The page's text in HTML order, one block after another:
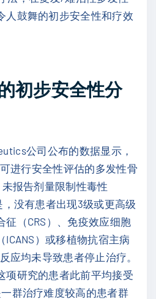
人鼓舞的初步安全性和疗效
初步安全性分
公司公布的数据显示，
进行安全性评估的多发性骨
报告剂量限制性毒性
，没有患者出现3级或更高级
征（CRS）、免疫效应细胞
）或移植物抗宿主病
应均未导致患者停止治疗。
项研究的患者此前平均接受
群治疗难度较高的患者群